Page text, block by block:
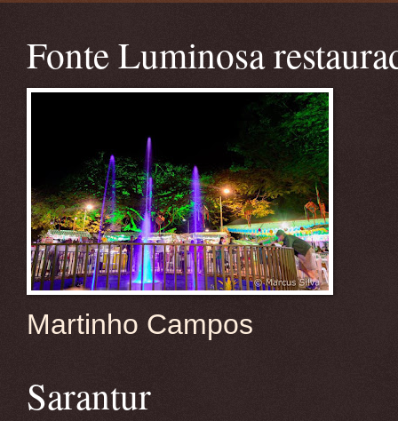
Fonte Luminosa
Martinho Campos
Sarantur